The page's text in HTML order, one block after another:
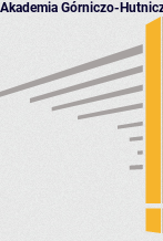
Akademia Górniczo-